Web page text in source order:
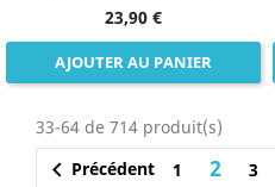
23,90 €
AJOUTER AU PANIER
33-64 de 714 produit(s)
 Précédent 1 2 3